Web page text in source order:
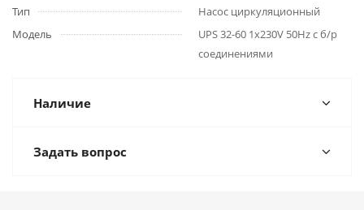
Тип
Насос циркуляционный
Модель
UPS 32-60 1x230V 50Hz с б/р
соединениями
Наличие
Задать вопрос